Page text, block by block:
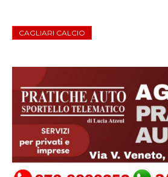
CAGLIARI CALCIO